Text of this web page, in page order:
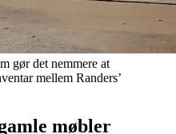
gør det nemmere at
mellem Randers’
møbler